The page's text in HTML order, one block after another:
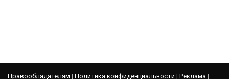
Правообладателям | Политика конфиденциальности | Реклама |